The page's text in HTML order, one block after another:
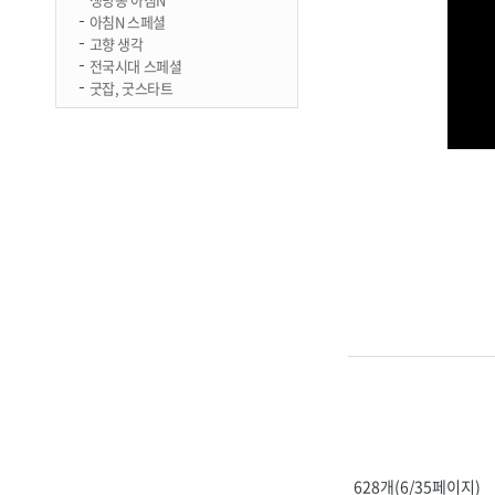
아침N 스페셜
고향 생각
전국시대 스페셜
굿잡, 굿스타트
628개(6/35페이지)